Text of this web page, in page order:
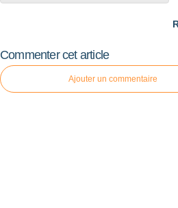
Commenter cet article
Ajouter un commentaire